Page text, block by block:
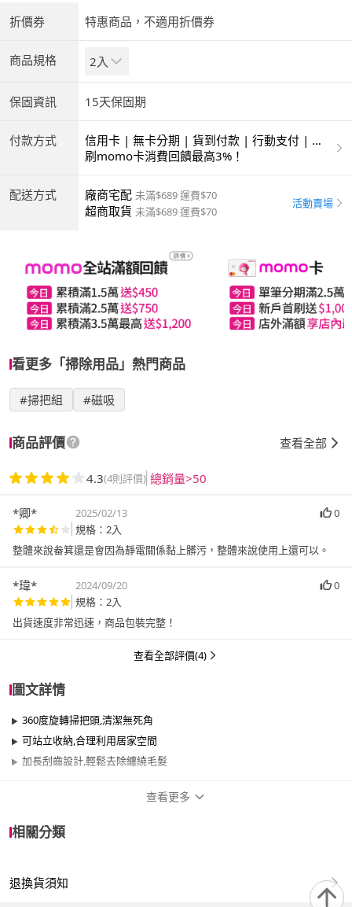
折價券 特惠商品，不適用折價券
商品規格 2入
保固資訊 15天保固期
付款方式
信用卡 | 無卡分期 | 貨到付款 | 行動支付 | 超
商付款 | ATM | 銀聯卡
刷momo卡消費回饋最高3%！
配送方式 廠商宅配 未滿$689 運費$70
超商取貨 未滿$689 運費$70
活動賣場
看更多「掃除用品」熱門商品
#掃把組 #磁吸
商品評價 查看全部
4.3(4則評價) 總銷量>50
*卿* 2025/02/13
0
規格：2入
整體來說畚箕還是會因為靜電關係黏上髒污，整體來說使用上還可以。
*瑋* 2024/09/20
0
規格：2入
出貨速度非常迅速，商品包裝完整！
查看全部評價(4)
圖文詳情
360度旋轉掃把頭,清潔無死角
可站立收納,合理利用居家空間
加長刮齒設計,輕鬆去除纏繞毛髮
查看更多
相關分類
退換貨須知